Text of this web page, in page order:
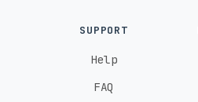
SUPPORT
Help
FAQ